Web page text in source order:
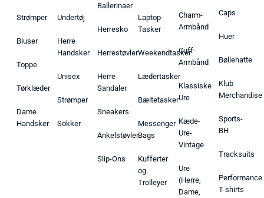
Strømper
Bluser
Toppe
Tørklæder
Dame
Handsker
Undertøj
Herre
Handsker
Unisex
Strømper
Sokker
Ballerinaer
Herresko
Herrestøvler
Herre
Sandaler
Sneakers
Ankelstøvler
Slip-Ons
Laptop-
Tasker
Weekendtasker
Lædertasker
Bæltetasker
Messenger
Bags
Kufferter
og
Trolleyer
Charm-
Armbånd
Cuff-
Armbånd
Klassiske
Ure
Kæde-
Ure-
Vintage
Ure
(Herre,
Dame,
Caps
Huer
Bøllehatte
Klub
Merchandise
Sports-
BH
Tracksuits
Performance
T-shirts